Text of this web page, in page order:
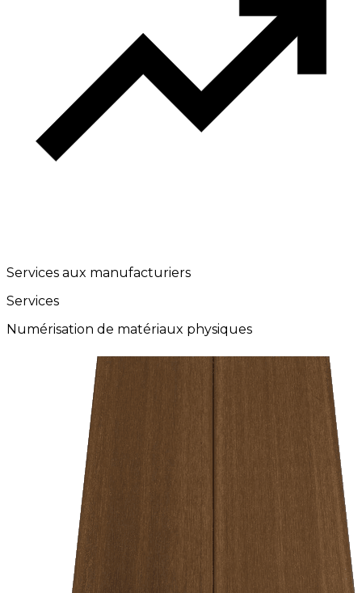
Services aux manufacturiers
Services
Numérisation de matériaux physiques